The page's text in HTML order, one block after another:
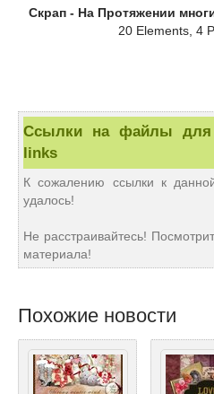
Скрап - На Протяжении
20 Elements, 4
Ссылки на файлы для
links
К сожалению ссылки к
удалось!
Не расстраивайтесь!
материала!
Похожие новости